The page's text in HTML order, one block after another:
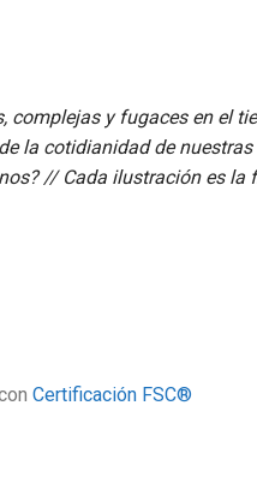
complejas y fugaces en el
la cotidianidad de nuestras
// Cada ilustración es la
Certificación FSC®